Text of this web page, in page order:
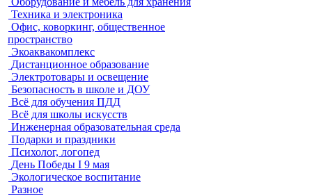
Техника и электроника
Офис, коворкинг, общественное
пространство
Экоаквакомплекс
Дистанционное образование
Электротовары и освещение
Безопасность в школе и ДОУ
Всё для обучения ПДД
Всё для школы искусств
Инженерная образовательная среда
Подарки и праздники
Психолог, логопед
День Победы I 9 мая
Экологическое воспитание
Разное